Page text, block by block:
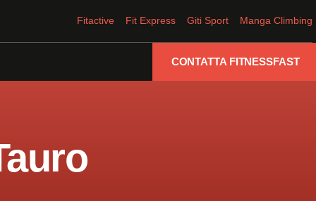
Fitactive Fit Express Giti Sport Manga Climbing
CONTATTA FITNESSFAST